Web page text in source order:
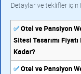
Detaylar ve teklifler
✅Otel ve Pansiyon
Sitesi Tasarımı Fiyatı
Kadar?
✅Otel ve Pansiyon